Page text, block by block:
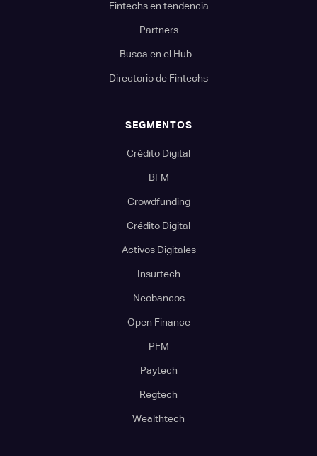
Fintechs en tendencia
Partners
Busca en el Hub...
Directorio de Fintechs
SEGMENTOS
Crédito Digital
BFM
Crowdfunding
Crédito Digital
Activos Digitales
Insurtech
Neobancos
Open Finance
PFM
Paytech
Regtech
Wealthtech